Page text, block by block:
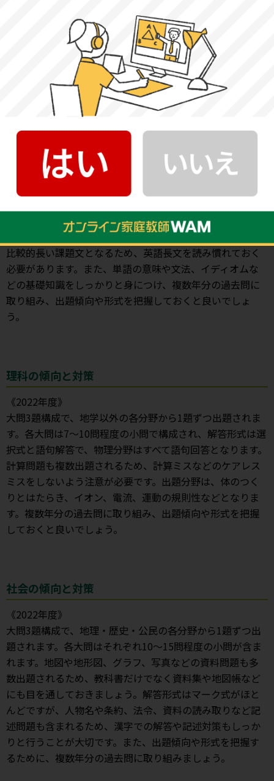
答形式は大半がマーク式となりますが、抜き出しや20～45
字程度の説明記述問題も含まれます。自分の言葉で分かり
やすく簡潔に記述する練習を行いましょう。
英語の傾向と対策
大問6題構成で、会話文3題、長文読解2題、自由英作文1題
となります。会話文は、選択式の適語補充や類義語、並び
替え、内容一致などの問題が出題されます。自由英作文は
数制限のないものがあります。長文読解問題では、和文英
訳や並び替え、内容一致、適語補充などが出題されます。
比較的長い課題文となるため、英語長文を読み慣れておく
必要があります。また、単語の意味や文法、イディオムな
どの基礎知識をしっかりと身につけ、複数年分の過去問に
取り組み、出題傾向や形式を把握しておくと良いでしょ
う。
理科の傾向と対策
《2022年度》
大問3題構成で、地学以外の各分野から1題ずつ出題されま
す。各大問は7～10問程度の小問で構成され、解答形式は選
択式と語句解答で、物理分野はすべて語句回答となります。
計算問題も複数出題されるため、計算ミスなどのケアレス
ミスをしないよう注意が必要です。出題分野は、体のつく
りとはたらき、イオン、電流、運動の規則性などとなりま
す。複数年分の過去問に取り組み、出題傾向や形式を把握
しておくと良いでしょう。
社会の傾向と対策
《2022年度》
大問3題構成で、地理・歴史・公民の各分野から1題ずつ出
題されます。各大問はそれぞれ10～15問程度の小問が含ま
れます。地図や地形図、グラフ、写真などの資料問題も多
数出題されるため、教科書だけでなく資料集や地図帳など
にも目を通しておきましょう。解答形式はマーク式がほと
んどですが、人物名や条約、法令、資料の読み取りなど記
述問題も含まれるため、漢字での解答や記述対策もしっか
りと行うことが大切です。また、出題傾向や形式を把握す
るために、複数年分の過去問に取り組みましょう。